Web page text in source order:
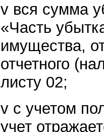
v вся сумма
«Часть
имущества,
отчетного
листу 02;
v с учетом
учет